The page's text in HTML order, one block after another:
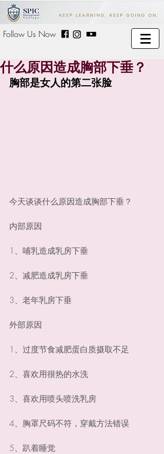
Follow Us Now
什么原因造成胸部下垂？
胸部是女人的第二张脸
今天谈谈什么原因造成胸部下垂？
内部原因
1、哺乳造成乳房下垂
2、减肥造成乳房下垂
3、老年乳房下垂
外部原因
1、过度节食减肥蛋白质摄取不足
2、喜欢用很热的水洗
3、喜欢用喷头喷洗乳房
4、胸罩尺码不符，穿戴方法错误
5、趴着睡觉